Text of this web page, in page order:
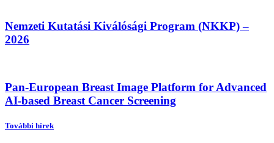
Nemzeti Kutatási Kiválósági Program (NKKP) –
2026
Pan-European Breast Image Platform for Advanced
AI-based Breast Cancer Screening
További hírek